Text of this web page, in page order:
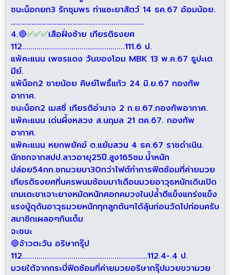
ชนะน็อกยก3 รักชุมพร ท่าแซะยาสัตว์ 14 ธค.67 อ้อมน้อย.
……………………………………..............................
4.🔴✅✅✅เสือฝั่งซ้าย เกียรติธงยศ
112..................................................111.6 ป.
แพ้คะแนน เพชรแดง วันของโอม MBK 13 พ.ค.67 ธูปะเต
มีย์.
แพ้น็อก2 ชายน้อย ศิษย์โพธิ์แก้ว 24 มิ.ย.67 กองทัพ
อากาศ.
ชนะน็อก2 เมสซี่ เกียรติอำนาจ 2 ก.ย.67.กองทัพอากาศ.
แพ้คะแนน เด่นผึ้งหลวง ส.นฤมล 21 ตค.67. กองทัพ
อากาศ.
แพ้คะแนน หยกพยัคฆ์ ต.แย้มสวน 4 ธค.67 ราชดำเนิน.
นักชกจากสปป.ลาวอายุ25ปี.สูง165ซม.น้ำหนัก
ปล่อย54กก.ชกมวยมา30กว่าไฟต์ทำการฟิตซ้อมที่ค่ายมวย
เกียรติธงยศที่นครพนมซ้อมมา1เดือนมวยอาวุธหนักเดินเปิด
เกมเตะขาเจาะยางหมัดหนักศอกคมวงในปล้ำตีแข็งแกร่งแข็ง
แรงบู้ดุดันอาวุธมวยหนักทุกลูกต้นๆได้ลุ้นก่อนวัดไปก่อนครับ
สมาชิกเผลอๆกินเต็ม
จะชนะ
🔵จ้าวตะวัน อริษากรุ๊ป
112.............................................................112.4-.4 ป.
มวยใต้จากกระบี่ฟิตซ้อมที่ค่ายมวยอริษากรุ๊ปมวยขวามวย